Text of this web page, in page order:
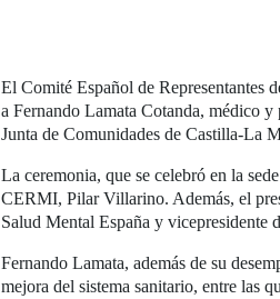
El Comité Español de Representantes
a Fernando Lamata Cotanda, médico
Junta de Comunidades de Castilla-La
La ceremonia, que se celebró en la
CERMI, Pilar Villarino. Además, el
Salud Mental España y vicepresidente
Fernando Lamata, además de su
mejora del sistema sanitario, entre las